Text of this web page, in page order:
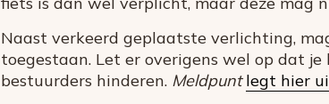
Naast verkeerd geplaatste verlichting,
toegestaan. Let er overigens wel op dat
bestuurders hinderen. Meldpuntlegt hier